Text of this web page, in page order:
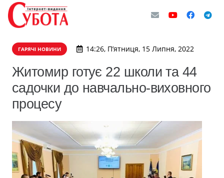
ГАРЯЧІ НОВИНИ 14:26, П’ятниця, 15 Липня, 2022
Житомир готує 22 школи та 44
садочки до навчально-виховного
процесу